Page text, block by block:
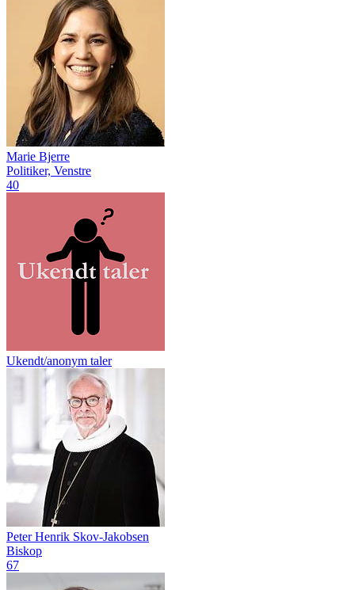
Marie Bjerre
Politiker, Venstre
40
Ukendt/anonym taler
Peter Henrik Skov-Jakobsen
Biskop
67